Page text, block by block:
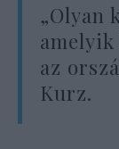
„Olyan
az
Kurz.